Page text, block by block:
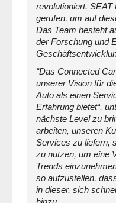
revolutioniert.
gerufen, um auf
Das Team besteht
der Forschung und
“Das Connected
unserer Vision für
Auto als einen
Erfahrung bietet“,
nächste Level zu
arbeiten, unseren
Services zu liefern,
zu nutzen, um eine
Trends
so aufzustellen,
in dieser, sich